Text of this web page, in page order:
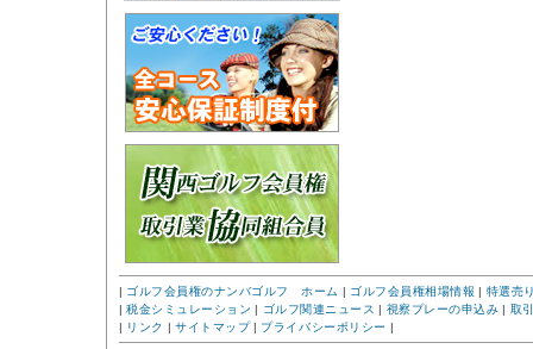
| ゴルフ会員権のナンバゴルフ ホーム | ゴルフ会員権相場情報 | 特選売
|税金シミュレーション | ゴルフ関連ニュース | 視察プレーの申込み | 取
| リンク |サイトマップ| プライバシーポリシー |